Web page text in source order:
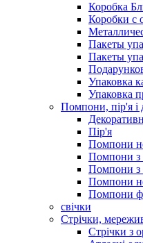
Коробка
Коробки с
Пакеты
Пакеты
Упаковка
Упаковка
Помпони, пір'я і
Пір'я
Помпони
Помпони з
Помпони з
Помпони
Помпони
свічки
Стрічки,
Стрічки з